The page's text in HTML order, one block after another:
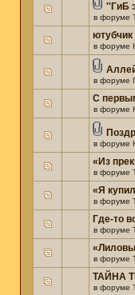
''ГиБ
в форуме
ютубчик
в форуме
в форуме
С
в форуме
в форуме
«Из
в форуме
«Я
в форуме
Где-то
в форуме
в форуме
ТАЙНА
в форуме